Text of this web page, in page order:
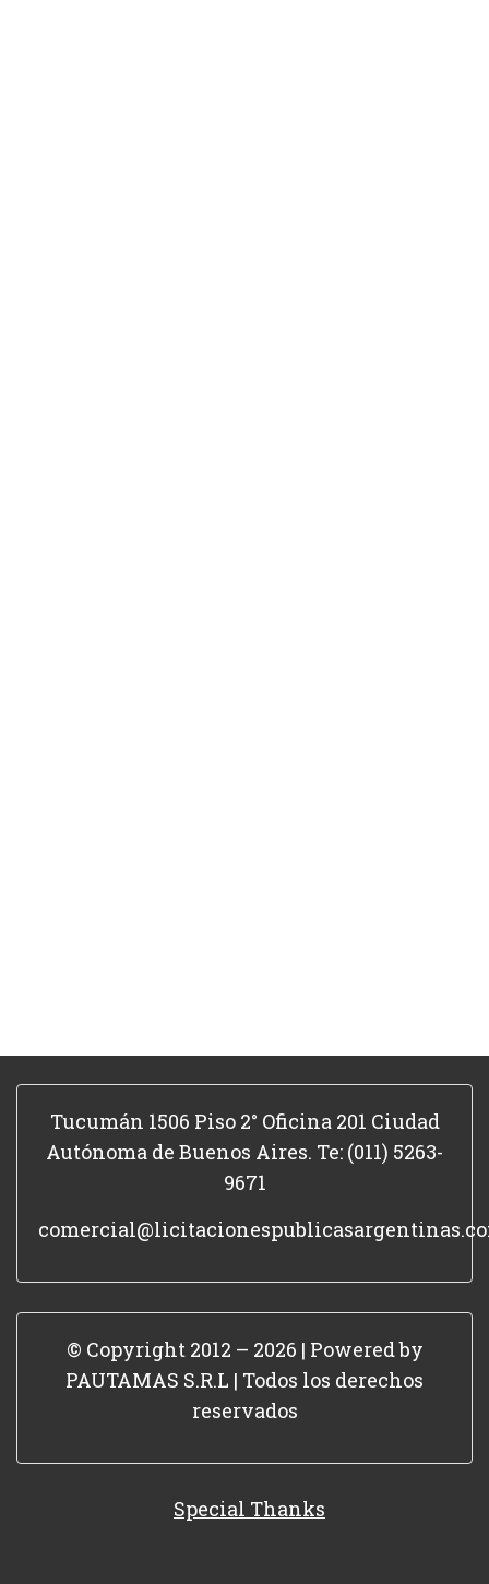
Tucumán 1506 Piso 2° Oficina 201 Ciudad
Autónoma de Buenos Aires. Te: (011) 5263-
9671
© Copyright 2012 – 2026 | Powered by
PAUTAMAS S.R.L | Todos los derechos
reservados
Special Thanks